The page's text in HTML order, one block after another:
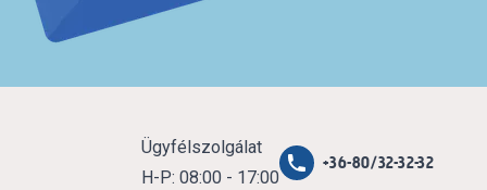
Ügyfélszolgálat
H-P: 08:00 - 17:00
+36-80/32-32-32